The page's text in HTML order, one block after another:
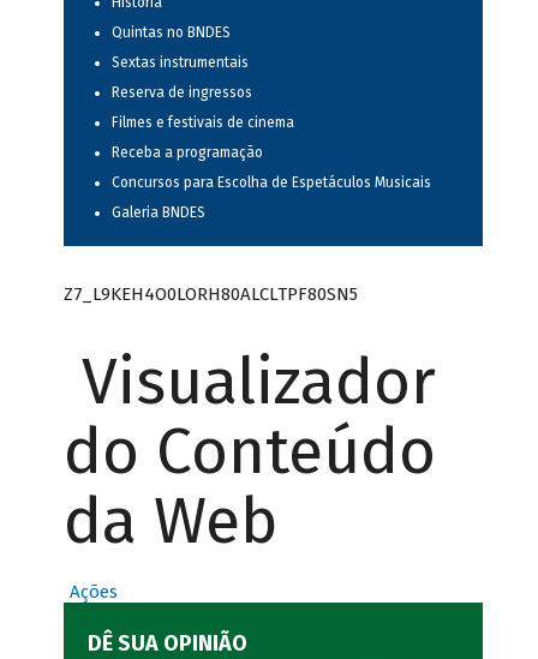
Quintas no BNDES
Sextas instrumentais
Reserva de ingressos
Filmes e festivais de cinema
Receba a programação
Concursos para Escolha de Espetáculos Musicais
Galeria BNDES
Z7_L9KEH4O0LORH80ALCLTPF80SN5
Visualizador
do Conteúdo
da Web
Ações
DÊ SUA OPINIÃO